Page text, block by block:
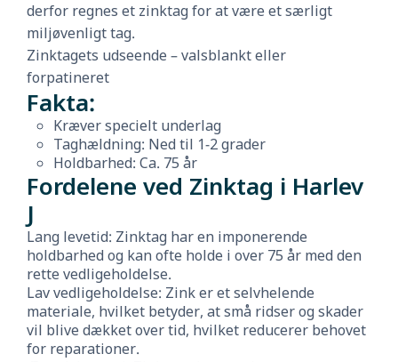
derfor regnes et zinktag for at være et særligt
miljøvenligt tag.
Zinktagets udseende – valsblankt eller
forpatineret
Fakta:
Kræver specielt underlag
Taghældning: Ned til 1-2 grader
Holdbarhed: Ca. 75 år
Fordelene ved Zinktag i Harlev
J
Lang levetid: Zinktag har en imponerende
holdbarhed og kan ofte holde i over 75 år med den
rette vedligeholdelse.
Lav vedligeholdelse: Zink er et selvhelende
materiale, hvilket betyder, at små ridser og skader
vil blive dækket over tid, hvilket reducerer behovet
for reparationer.